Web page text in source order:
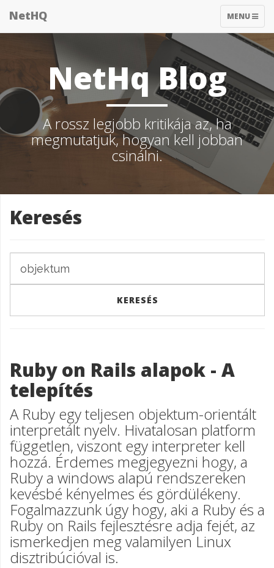
TOGGLE
MENU
NetHQ
NetHq Blog
A rossz legjobb kritikája az, ha
megmutatjuk, hogyan kell jobban
csinálni.
Keresés
Ruby on Rails alapok - A
telepítés
A Ruby egy teljesen objektum-orientált
interpretált nyelv. Hivatalosan platform
független, viszont egy interpreter kell
hozzá. Érdemes megjegyezni hogy, a
Ruby a windows alapú rendszereken
kevésbé kényelmes és gördülékeny.
Fogalmazzunk úgy hogy, aki a Ruby és a
Ruby on Rails fejlesztésre adja fejét, az
ismerkedjen meg valamilyen Linux
disztribúcióval is.